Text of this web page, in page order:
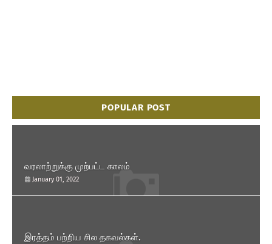
POPULAR POST
வரலாற்றுக்கு முற்பட்ட காலம்
January 01, 2022
இரத்தம் பற்றிய சில தகவல்கள்.